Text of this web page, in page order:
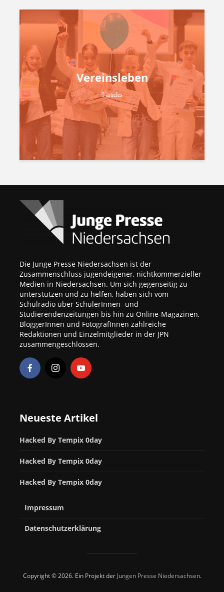
Vereinsleben
9 articles
Die Junge Presse Niedersachsen ist der
Zusammenschluss jugendeigener, nichtkommerzieller
Medien in Niedersachsen. Um sich gegenseitig zu
unterstützen und zu helfen, haben sich vom
Schulradio über SchülerInnen- und
Studierendenzeitungen bis hin zu Online-Magazinen,
BloggerInnen und FotografInnen zahlreiche
Redaktionen und Einzelmitglieder in der JPN
zusammengeschlossen.
Neueste Artikel
Hacked By Tempix 0day
Hacked By Tempix 0day
Hacked By Tempix 0day
Impressum
Datenschutzerklärung
Copyright © 2026. Ein Projekt der Jungen Presse Niedersachsen.